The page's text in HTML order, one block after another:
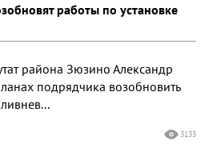
работы по установке
района Зюзино Александр
подрядчика возобновить
3133